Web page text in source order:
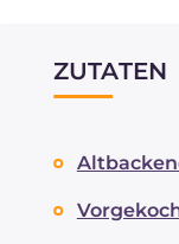
ZUTATEN